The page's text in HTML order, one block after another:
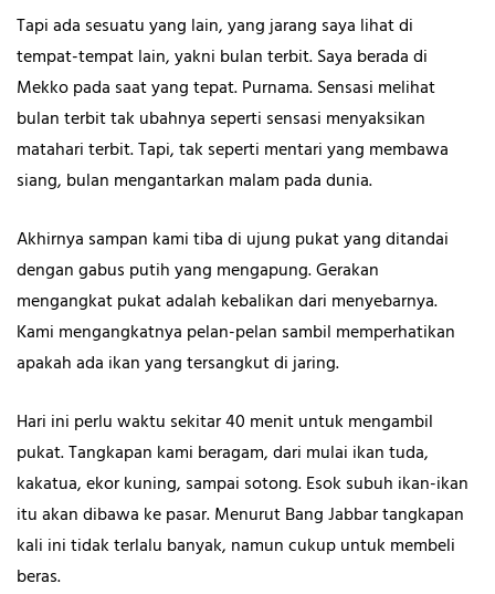
Tapi ada sesuatu yang lain, yang jarang saya lihat di
tempat-tempat lain, yakni bulan terbit. Saya berada di
Mekko pada saat yang tepat. Purnama. Sensasi melihat
bulan terbit tak ubahnya seperti sensasi menyaksikan
matahari terbit. Tapi, tak seperti mentari yang membawa
siang, bulan mengantarkan malam pada dunia.
Akhirnya sampan kami tiba di ujung pukat yang ditandai
dengan gabus putih yang mengapung. Gerakan
mengangkat pukat adalah kebalikan dari menyebarnya.
Kami mengangkatnya pelan-pelan sambil memperhatikan
apakah ada ikan yang tersangkut di jaring.
Hari ini perlu waktu sekitar 40 menit untuk mengambil
pukat. Tangkapan kami beragam, dari mulai ikan tuda,
kakatua, ekor kuning, sampai sotong. Esok subuh ikan-ikan
itu akan dibawa ke pasar. Menurut Bang Jabbar tangkapan
kali ini tidak terlalu banyak, namun cukup untuk membeli
beras.